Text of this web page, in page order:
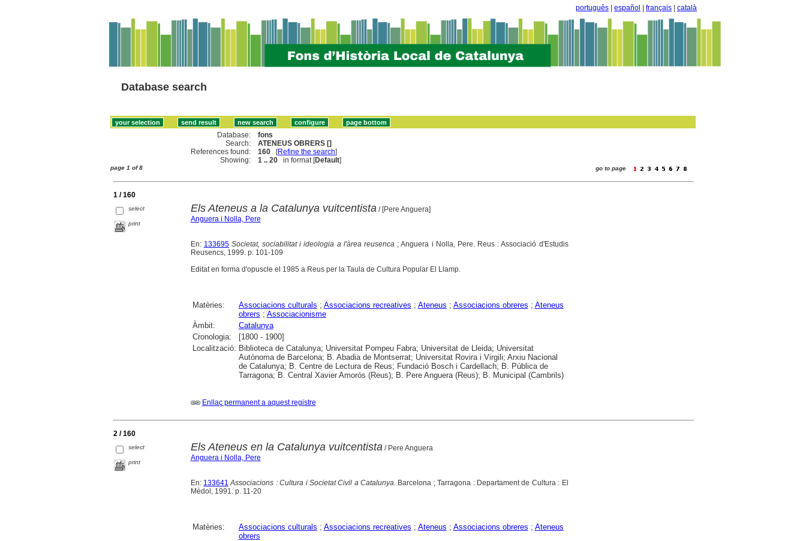
português español français català
Database search
Database:
fons
Search:
ATENEUS OBRERS []
References found:
160 [Refine the search]
Showing:
1 .. 20 in format [Default]
page 1 of 8 go to page
1 / 160
select
print
Els Ateneus a la Catalunya vuitcentista/ [Pere Anguera]
Anguera i Nolla, Pere
En: 133695 Societat, sociabilitat i ideologia a l'àrea reusenca ; Anguera i Nolla, Pere. Reus : Associació d'Estudis
Reusencs, 1999. p. 101-109
Editat en forma d'opuscle el 1985 a Reus per la Taula de Cultura Popular El Llamp.
Matèries: Associacions culturals ; Associacions recreatives ; Ateneus ; Associacions obreres ; Ateneus
obrers ; Associacionisme
Àmbit:
Catalunya
Cronologia:
[1800 - 1900]
Localització: Biblioteca de Catalunya; Universitat Pompeu Fabra; Universitat de Lleida; Universitat
Autònoma de Barcelona; B. Abadia de Montserrat; Universitat Rovira i Virgili; Arxiu Nacional
de Catalunya; B. Centre de Lectura de Reus; Fundació Bosch i Cardellach; B. Pública de
Tarragona; B. Central Xavier Amorós (Reus); B. Pere Anguera (Reus); B. Municipal (Cambrils)
Enllaç permanent a aquest registre
2 / 160
select
print
Els Ateneus en la Catalunya vuitcentista/ Pere Anguera
Anguera i Nolla, Pere
En: 133641 Associacions : Cultura i Societat Civil a Catalunya. Barcelona ; Tarragona : Departament de Cultura : El
Mèdol, 1991. p. 11-20
Matèries: Associacions culturals ; Associacions recreatives ; Ateneus ; Associacions obreres ; Ateneus
obrers